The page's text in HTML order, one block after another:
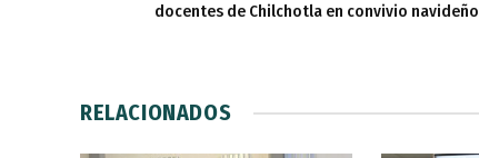
docentes de Chilchotla en convivio navideño
RELACIONADOS